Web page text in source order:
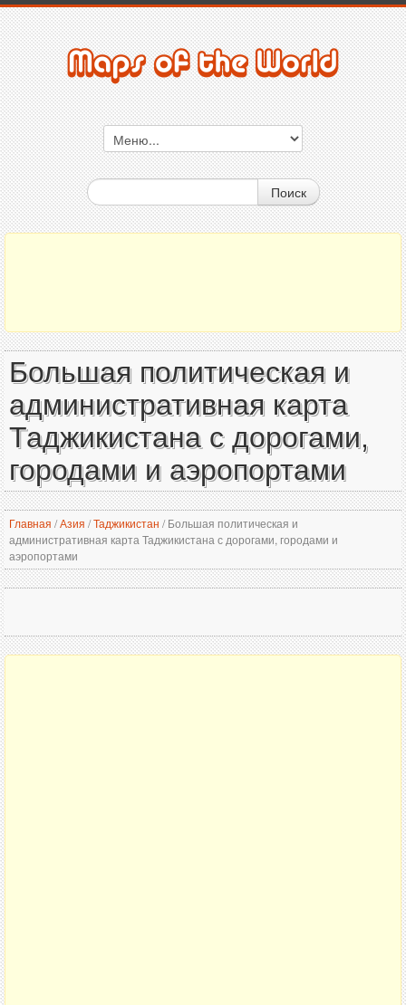
Поиск
Большая политическая и
административная карта
Таджикистана с дорогами,
городами и аэропортами
Главная /Азия /Таджикистан /Большая политическая и
административная карта Таджикистана с дорогами, городами и
аэропортами